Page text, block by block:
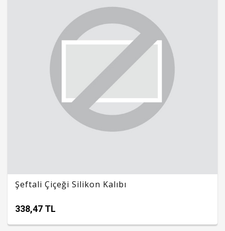
Şeftali Çiçeği Silikon Kalıbı
338,47 TL